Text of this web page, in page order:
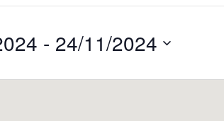
Search
Events
by
- 24/11/2024